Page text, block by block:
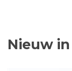
Nieuw